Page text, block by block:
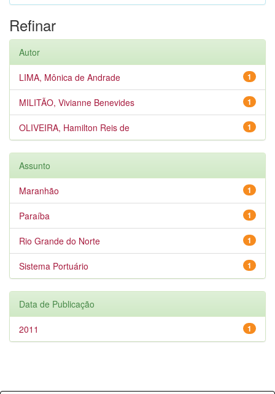
Refinar
Autor
1
LIMA, Mônica de Andrade
1
MILITÃO, Vivianne Benevides
1
OLIVEIRA, Hamilton Reis de
Assunto
1
Maranhão
1
Paraíba
1
Rio Grande do Norte
1
Sistema Portuário
Data de Publicação
1
2011